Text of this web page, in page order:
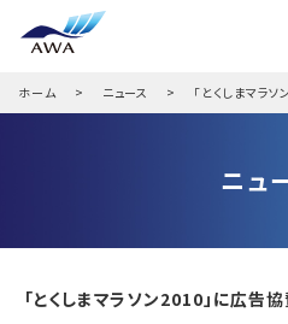
ホーム ニュース 「とくしまマラ
ニュ
「とくしまマラソン2010」に広告